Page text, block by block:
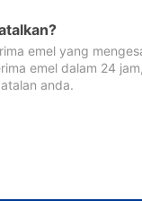
emel yang
emel dalam 24
anda.